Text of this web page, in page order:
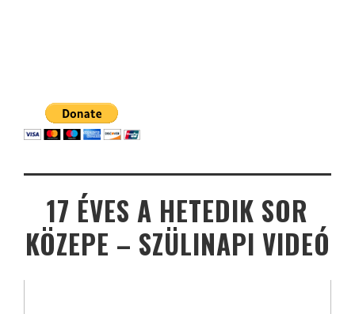
17 ÉVES A HETEDIK SOR
KÖZEPE – SZÜLINAPI VIDEÓ